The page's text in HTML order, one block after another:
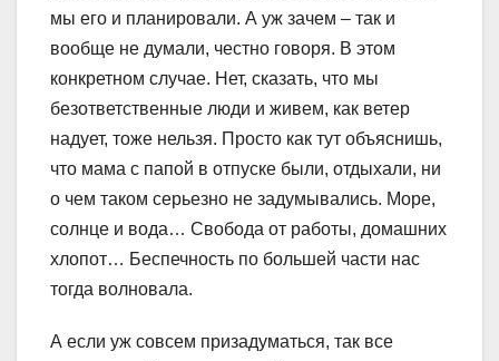
мы его и планировали. А уж зачем – так и
вообще не думали, честно говоря. В этом
конкретном случае. Нет, сказать, что мы
безответственные люди и живем, как ветер
надует, тоже нельзя. Просто как тут объяснишь,
что мама с папой в отпуске были, отдыхали, ни
о чем таком серьезно не задумывались. Море,
солнце и вода… Свобода от работы, домашних
хлопот… Беспечность по большей части нас
тогда волновала.
А если уж совсем призадуматься, так все